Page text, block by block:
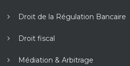
Droit de la Régulation Bancaire
Droit fiscal
Médiation & Arbitrage